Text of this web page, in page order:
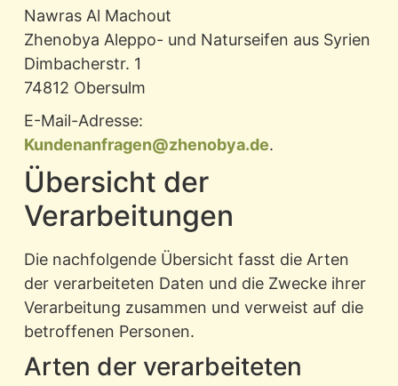
Nawras Al Machout
Zhenobya Aleppo- und Naturseifen aus Syrien
Dimbacherstr. 1
74812 Obersulm
E-Mail-Adresse:
Kundenanfragen@zhenobya.de.
Übersicht der
Verarbeitungen
Die nachfolgende Übersicht fasst die Arten
der verarbeiteten Daten und die Zwecke ihrer
Verarbeitung zusammen und verweist auf die
betroffenen Personen.
Arten der verarbeiteten